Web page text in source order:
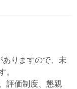
りますので、未
。
評価制度、懇親